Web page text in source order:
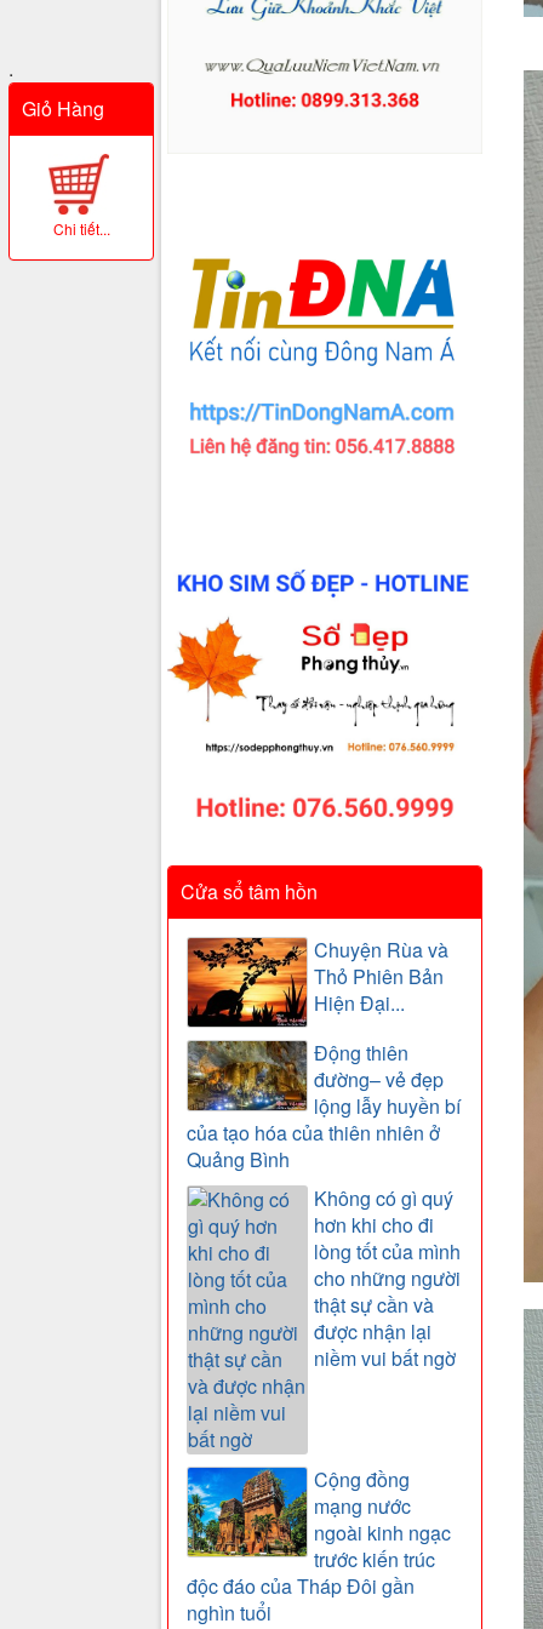
Cửa sổ tâm hồn
Chuyện Rùa và
Thỏ Phiên Bản
Hiện Đại...
Động thiên
đường– vẻ đẹp
lộng lẫy huyền bí
của tạo hóa của thiên nhiên ở
Quảng Bình
Không có gì quý
hơn khi cho đi
lòng tốt của mình
cho những người
thật sự cần và
được nhận lại
niềm vui bất ngờ
Cộng đồng
mạng nước
ngoài kinh ngạc
trước kiến trúc
độc đáo của Tháp Đôi gần
nghìn tuổi
.
Giỏ Hàng
Chi tiết...